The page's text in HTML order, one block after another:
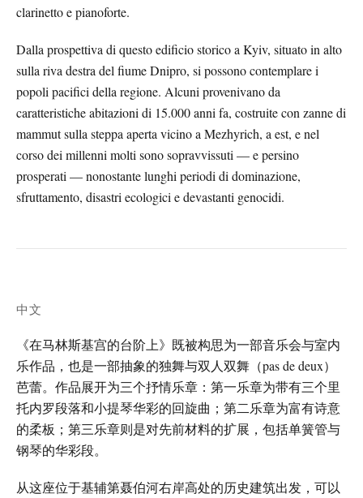
clarinetto e pianoforte.
Dalla prospettiva di questo edificio storico a Kyiv, situato in alto
sulla riva destra del fiume Dnipro, si possono contemplare i
popoli pacifici della regione. Alcuni provenivano da
caratteristiche abitazioni di 15.000 anni fa, costruite con zanne di
mammut sulla steppa aperta vicino a Mezhyrich, a est, e nel
corso dei millenni molti sono sopravvissuti — e persino
prosperati — nonostante lunghi periodi di dominazione,
sfruttamento, disastri ecologici e devastanti genocidi.
中文
《在马林斯基宫的台阶上》既被构思为一部音乐会与室内
乐作品，也是一部抽象的独舞与双人双舞（pas de deux）
芭蕾。作品展开为三个抒情乐章：第一乐章为带有三个里
托内罗段落和小提琴华彩的回旋曲；第二乐章为富有诗意
的柔板；第三乐章则是对先前材料的扩展，包括单簧管与
钢琴的华彩段。
从这座位于基辅第聂伯河右岸高处的历史建筑出发，可以